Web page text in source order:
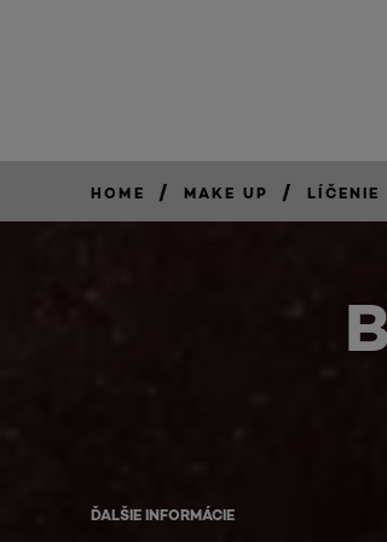
HOME / MAKE UP / LÍČENIE
ĎALŠIE INFORMÁCIE